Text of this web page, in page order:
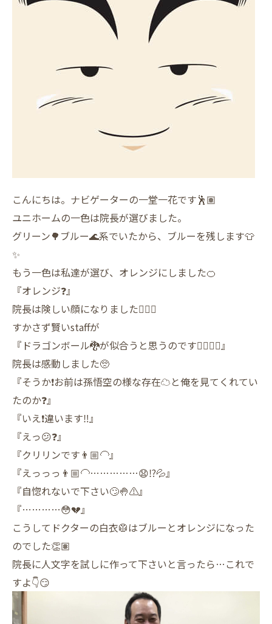
こんにちは。ナビゲーターの一堂一花です🕺🏽
ユニホームの一色は院長が選びました。
グリーン🌳ブルー🌊系でいたから、ブルーを残します👕
✨
もう一色は私達が選び、オレンジにしました🍊
『オレンジ❓』
院長は険しい顔になりました🤷🏽‍♂️
すかさず賢いstaffが
『ドラゴンボール🐉が似合うと思うのです💁🏽‍♀️✨』
院長は感動しました🥺
『そうか❗️お前は孫悟空の様な存在☁️と俺を見てくれてい
たのか❓』
『いえ❗️違います‼️』
『えっ😕❓』
『クリリンです👨🏼‍🦲』
『えっっっ👨🏼‍🦲……………😧⁉️💦』
『自惚れないで下さい🙄🤚⚠️』
『…………😳💔』
こうしてドクターの白衣🥼はブルーとオレンジになった
のでした👏🏽
院長に人文字を試しに作って下さいと言ったら…これで
すよ👇😏